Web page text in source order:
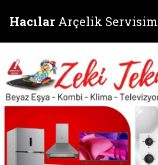
Hacılar Arçelik Servisim